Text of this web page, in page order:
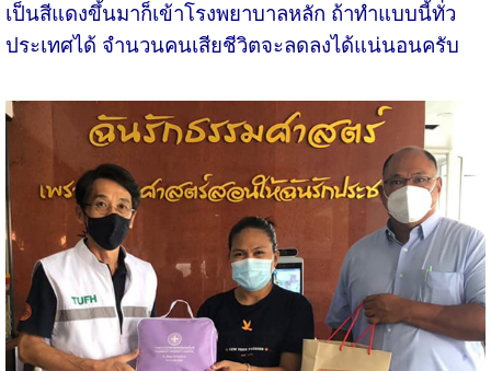
เป็นสีแดงขึ้นมาก็เข้าโรงพยาบาลหลัก ถ้าทำแบบนี้ทั่ว
ประเทศได้ จำนวนคนเสียชีวิตจะลดลงได้แน่นอนครับ